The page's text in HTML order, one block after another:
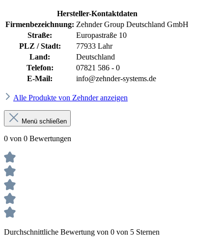
Hersteller-Kontaktdaten
Firmenbezeichnung: Zehnder Group Deutschland GmbH
Straße:
Europastraße 10
PLZ / Stadt:
77933 Lahr
Land:
Deutschland
Telefon:
07821 586 - 0
E-Mail:
info@zehnder-systems.de
Alle Produkte von Zehnder anzeigen
Menü schließen
0 von 0 Bewertungen
Durchschnittliche Bewertung von 0 von 5 Sternen